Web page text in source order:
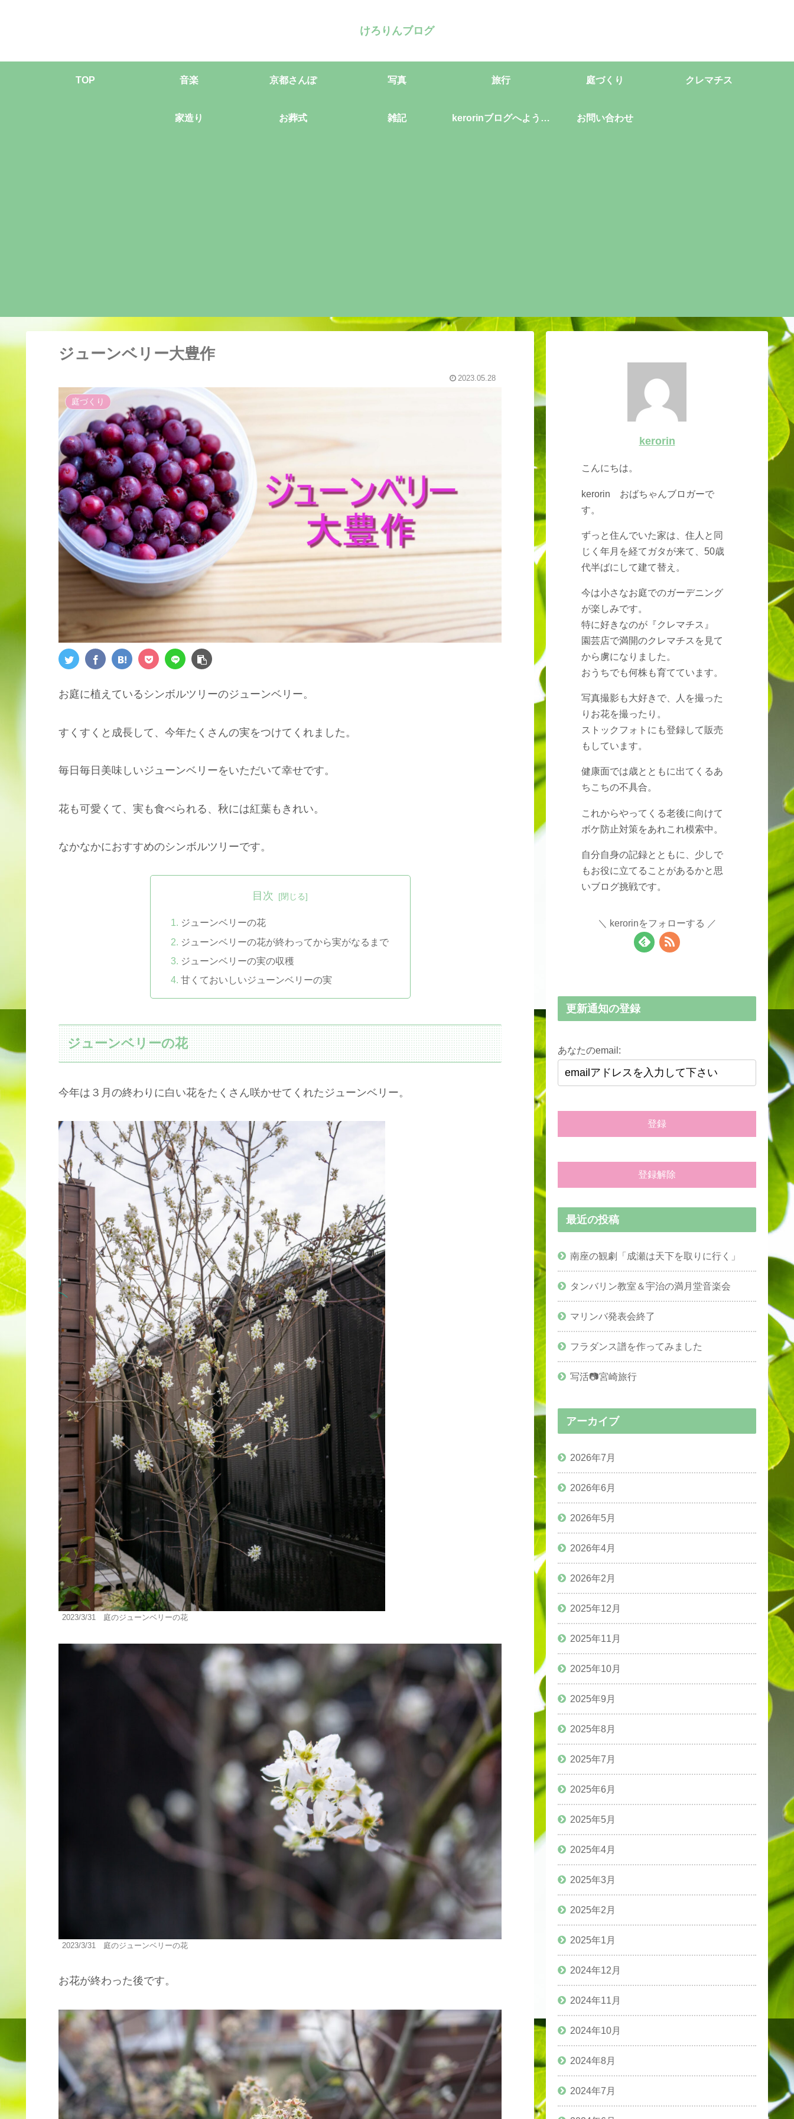
けろりんブログ
TOP 音楽 京都さんぽ 写真 旅行 庭づくり クレマチス
家造り お葬式 雑記 kerorinブログへようこ お問い合わせ
ジューンベリー大豊作
2023.05.28
庭づくり
お庭に植えているシンボルツリーのジューンベリー。
すくすくと成長して、今年たくさんの実をつけてくれました。
毎日毎日美味しいジューンベリーをいただいて幸せです。
花も可愛くて、実も食べられる、秋には紅葉もきれい。
なかなかにおすすめのシンボルツリーです。
目次
ジューンベリーの花
ジューンベリーの花が終わってから実がなるまで
ジューンベリーの実の収穫
甘くておいしいジューンベリーの実
ジューンベリーの花
今年は３月の終わりに白い花をたくさん咲かせてくれたジューンベリー。
2023/3/31 庭のジューンベリーの花
2023/3/31 庭のジューンベリーの花
お花が終わった後です。
kerorin
こんにちは。
kerorin おばちゃんブロガーで
す。
ずっと住んでいた家は、住人と同
じく年月を経てガタが来て、50歳
代半ばにして建て替え。
今は小さなお庭でのガーデニング
が楽しみです。
特に好きなのが『クレマチス』
園芸店で満開のクレマチスを見て
から虜になりました。
おうちでも何株も育てています。
写真撮影も大好きで、人を撮った
りお花を撮ったり。
ストックフォトにも登録して販売
もしています。
健康面では歳とともに出てくるあ
ちこちの不具合。
これからやってくる老後に向けて
ボケ防止対策をあれこれ模索中。
自分自身の記録とともに、少しで
もお役に立てることがあるかと思
いブログ挑戦です。
kerorinをフォローする
更新通知の登録
あなたのemail:
最近の投稿
南座の観劇「成瀬は天下を取りに行く」
タンバリン教室＆宇治の満月堂音楽会
マリンバ発表会終了
フラダンス譜を作ってみました
写活📷宮崎旅行
アーカイブ
2026年7月
2026年6月
2026年5月
2026年4月
2026年2月
2025年12月
2025年11月
2025年10月
2025年9月
2025年8月
2025年7月
2025年6月
2025年5月
2025年4月
2025年3月
2025年2月
2025年1月
2024年12月
2024年11月
2024年10月
2024年8月
2024年7月